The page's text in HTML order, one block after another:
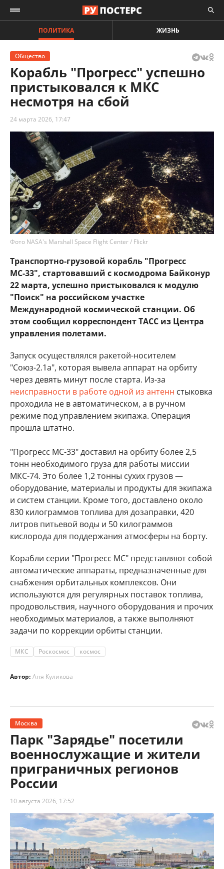
ПОЛИТИКА ЖИЗНЬ
Общество
Корабль "Прогресс" успешно
пристыковался к МКС
несмотря на сбой
24 марта 2026, 17:47
Фото NASA's Marshall Space Flight Center / Flickr
Транспортно-грузовой корабль "Прогресс
МС-33", стартовавший с космодрома Байконур
22 марта, успешно пристыковался к модулю
"Поиск" на российском участке
Международной космической станции. Об
этом сообщил корреспондент ТАСС из Центра
управления полетами.
Запуск осуществлялся ракетой-носителем
"Союз-2.1а", которая вывела аппарат на орбиту
через девять минут после старта. Из-за
неисправности в работе одной из антенн стыковка
проходила не в автоматическом, а в ручном
режиме под управлением экипажа. Операция
прошла штатно.
"Прогресс МС-33" доставил на орбиту более 2,5
тонн необходимого груза для работы миссии
МКС-74. Это более 1,2 тонны сухих грузов —
оборудование, материалы и продукты для экипажа
и систем станции. Кроме того, доставлено около
830 килограммов топлива для дозаправки, 420
литров питьевой воды и 50 килограммов
кислорода для поддержания атмосферы на борту.
Корабли серии "Прогресс МС" представляют собой
автоматические аппараты, предназначенные для
снабжения орбитальных комплексов. Они
используются для регулярных поставок топлива,
продовольствия, научного оборудования и прочих
необходимых материалов, а также выполняют
задачи по коррекции орбиты станции.
МКС Роскосмос космос
Автор: Аня Куликова
Москва
Парк "Зарядье" посетили
военнослужащие и жители
приграничных регионов
России
10 августа 2026, 17:52